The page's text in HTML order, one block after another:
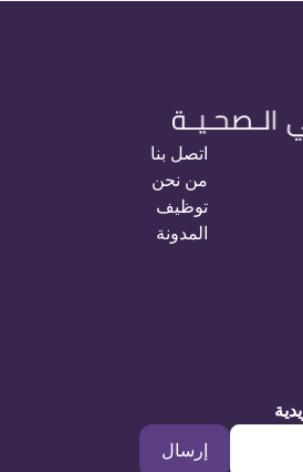
اتصل بنا
من نحن
توظيف
المدونة
إرسال